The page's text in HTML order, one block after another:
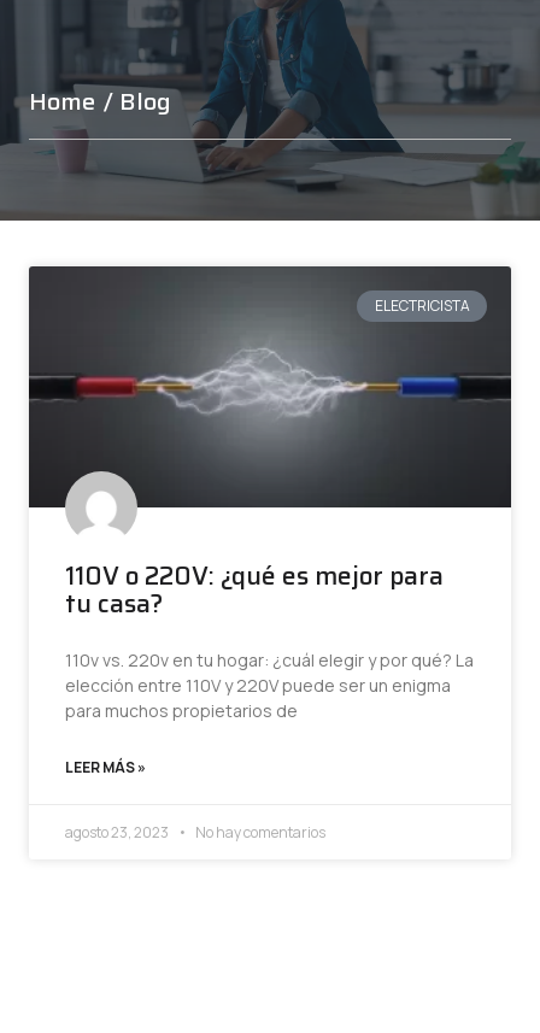
Home / Blog
ELECTRICISTA
110V o 220V: ¿qué es mejor para
tu casa?
110v vs. 220v en tu hogar: ¿cuál elegir y por qué? La
elección entre 110V y 220V puede ser un enigma
para muchos propietarios de
LEER MÁS »
agosto 23, 2023 No hay comentarios